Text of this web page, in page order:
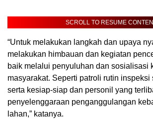
SCROLL TO RESUME
“Untuk melakukan langkah dan upaya
melakukan himbauan dan kegiatan
baik melalui penyuluhan dan sosialisasi
masyarakat. Seperti patroli rutin inspeksi
serta kesiap-siap dan personil yang
penyelenggaraan penganggulangan
lahan,” katanya.